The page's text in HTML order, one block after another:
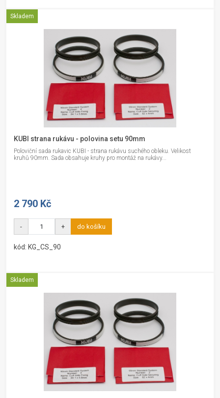
Skladem
KUBI strana rukávu - polovina setu 90mm
Poloviční sada rukavic KUBI - strana rukávu suchého obleku. Velikost
kruhů 90mm. Sada obsahuje kruhy pro montáž na rukávy...
2 790 Kč
- + do košíku
kód: KG_CS_90
Skladem